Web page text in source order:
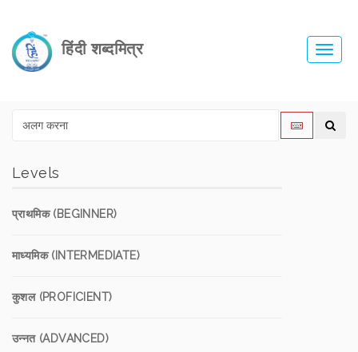
हिंदी शब्दमित्र
Levels
प्राथमिक (BEGINNER)
माध्यमिक (INTERMEDIATE)
कुशल (PROFICIENT)
उन्नत (ADVANCED)